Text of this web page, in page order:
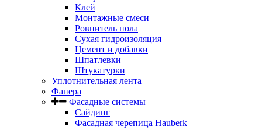
Клей
Монтажные смеси
Ровнитель пола
Сухая гидроизоляция
Цемент и добавки
Шпатлевки
Штукатурки
Уплотнительная лента
Фанера
Фасадные системы
Сайдинг
Фасадная черепица Hauberk